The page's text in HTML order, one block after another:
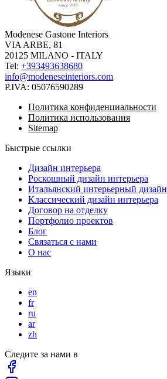
Modenese Gastone Interiors
VIA ARBE, 81
20125 MILANO - ITALY
Tel: +393493638680
info@modeneseinteriors.com
P.IVA: 05076590289
Политика конфиденциальности
Политика использования
Sitemap
Быстрые ссылки
Дизайн интерьера
Роскошный дизайн интерьера
Итальянский интерьерный дизайн
Классический дизайн интерьера
Договор на отделку
Портфолио проектов
Блог
Связаться с нами
О нас
Языки
en
fr
ru
ar
zh
Следите за нами в